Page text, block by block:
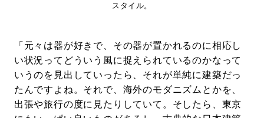
スタイル。
「元々は器が好きで、その器が置かれるのに相応し
い状況ってどういう風に捉えられているのかなって
いうのを見出していったら、それが単純に建築だっ
たんですよね。それで、海外のモダニズムとかを、
出張や旅行の度に見たりしていて。そしたら、東京